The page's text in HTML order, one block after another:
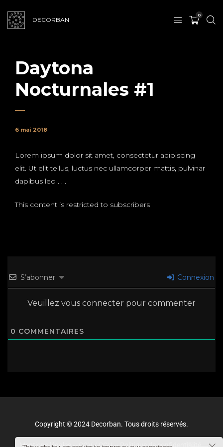
DECORBAN
0
Daytona
Nocturnales #1
6 mai 2018
Lorem ipsum dolor sit amet, consectetur adipiscing
elit. Ut elit tellus, luctus nec ullamcorper mattis, pulvinar
dapibus leo . . .
This content is restricted to subscribers
S’abonner Connexion
Veuillez vous connecter pour commenter
0 COMMENTAIRES
Copyright © 2024 Decorban. Tous droits réservés.
Mentions légales–CGV / CGU–Politique de confidentialité